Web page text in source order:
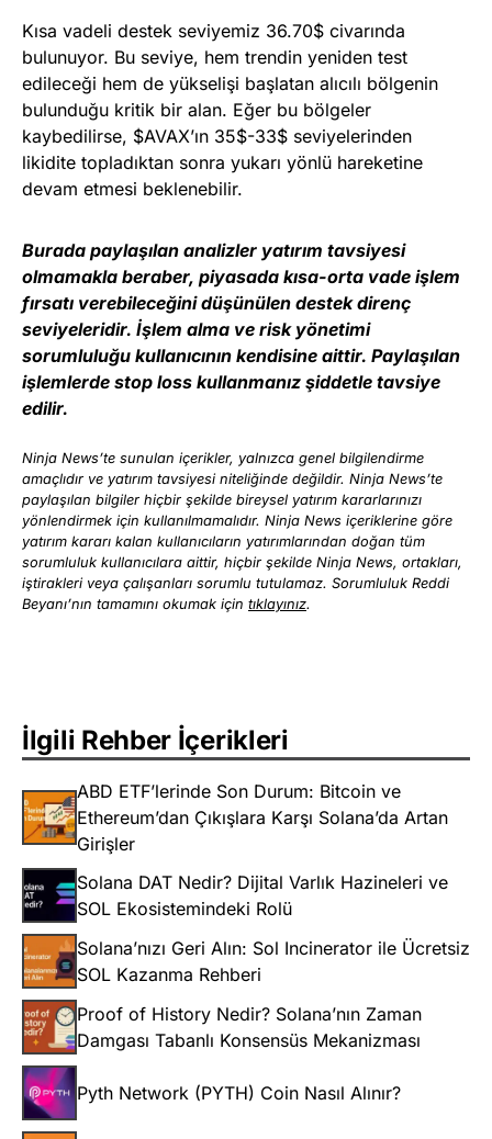
Kısa vadeli destek seviyemiz 36.70$ civarında
bulunuyor. Bu seviye, hem trendin yeniden test
edileceği hem de yükselişi başlatan alıcılı bölgenin
bulunduğu kritik bir alan. Eğer bu bölgeler
kaybedilirse, $AVAX’ın 35$-33$ seviyelerinden
likidite topladıktan sonra yukarı yönlü hareketine
devam etmesi beklenebilir.
Burada paylaşılan analizler yatırım tavsiyesi
olmamakla beraber, piyasada kısa-orta vade işlem
fırsatı verebileceğini düşünülen destek direnç
seviyeleridir. İşlem alma ve risk yönetimi
sorumluluğu kullanıcının kendisine aittir. Paylaşılan
işlemlerde stop loss kullanmanız şiddetle tavsiye
edilir.
Ninja News’te sunulan içerikler, yalnızca genel bilgilendirme
amaçlıdır ve yatırım tavsiyesi niteliğinde değildir. Ninja News’te
paylaşılan bilgiler hiçbir şekilde bireysel yatırım kararlarınızı
yönlendirmek için kullanılmamalıdır. Ninja News içeriklerine göre
yatırım kararı kalan kullanıcıların yatırımlarından doğan tüm
sorumluluk kullanıcılara aittir, hiçbir şekilde Ninja News, ortakları,
iştirakleri veya çalışanları sorumlu tutulamaz. Sorumluluk Reddi
Beyanı’nın tamamını okumak için tıklayınız.
İlgili Rehber İçerikleri
ABD ETF’lerinde Son Durum: Bitcoin ve
Ethereum’dan Çıkışlara Karşı Solana’da Artan
Girişler
Solana DAT Nedir? Dijital Varlık Hazineleri ve
SOL Ekosistemindeki Rolü
Solana’nızı Geri Alın: Sol Incinerator ile Ücretsiz
SOL Kazanma Rehberi
Proof of History Nedir? Solana’nın Zaman
Damgası Tabanlı Konsensüs Mekanizması
Pyth Network (PYTH) Coin Nasıl Alınır?